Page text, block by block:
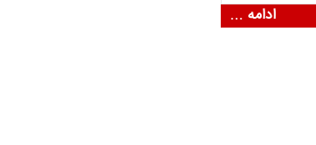
ادامه ...